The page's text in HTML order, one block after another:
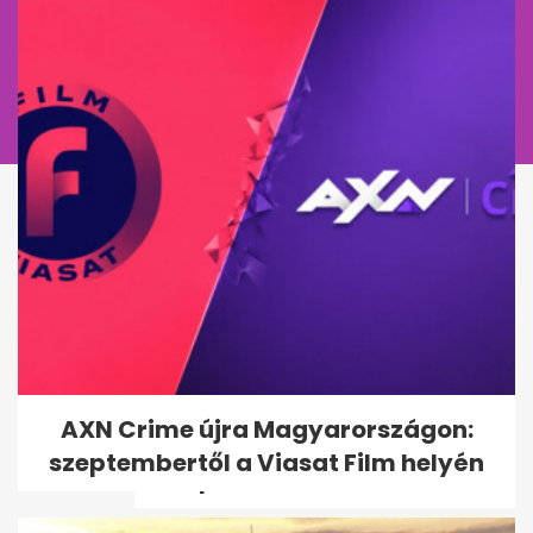
Ross Godfrey elárulta, mit
jelent neki a Sziget és
Budapest
AXN Crime újra Magyarországon:
szeptembertől a Viasat Film helyén